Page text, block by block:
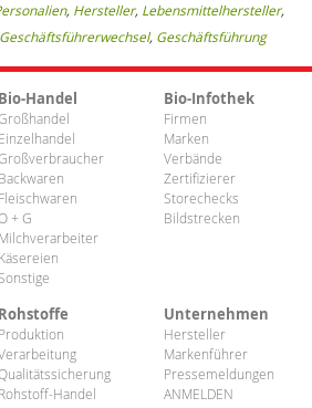
, Hersteller, Lebensmittelhersteller,
Geschäftsführerwechsel, Geschäftsführung
Bio-Handel
Einzelhandel
Backwaren
Fleischwaren
+ G
Milchverarbeiter
Käsereien
Bio-Infothek
Firmen
Marken
Verbände
Zertifizierer
Storechecks
Bildstrecken
Rohstoffe
Produktion
Rohstoff-Handel
Unternehmen
Hersteller
Markenführer
Pressemeldungen
ANMELDEN